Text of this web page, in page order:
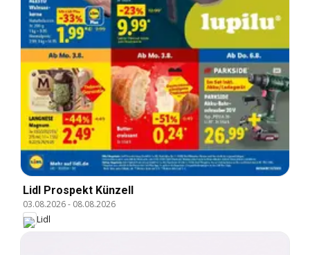
Lidl Prospekt Künzell
03.08.2026- 08.08.2026
Lidl